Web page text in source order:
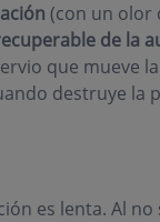
(con un olor
de la
que mueve
destruye la
es lenta. Al